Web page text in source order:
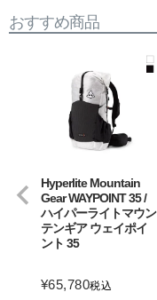
おすすめ商品
Hyperlite Mountain
Gear WAYPOINT 35 /
ハイパーライトマウン
テンギア ウェイポイ
ント 35
¥65,780税込